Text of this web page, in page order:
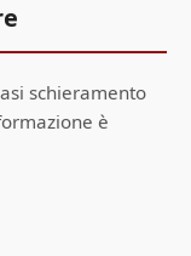
schieramento
è